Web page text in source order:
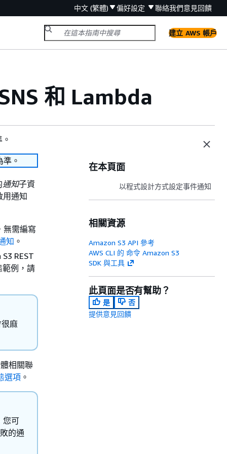
中文 (繁體) 偏好設定 聯絡我們意見回饋
建立 AWS 帳戶
和 Lambda
。
通知子資
用通知
無需編寫
知 。
REST
範例，請
麻
相關聯
選項 。
您可
的通
在本頁面
以程式設計方式設定事件通知
相關資源
Amazon S3 API 參考
AWS CLI 的 命令 Amazon S3
SDK 與工具
此頁面是否有幫助？
是
否
提供意見回饋